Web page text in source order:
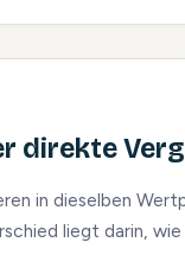
direkte
in dieselben
liegt darin,